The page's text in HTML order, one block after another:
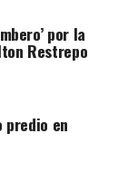
por la
Restrepo
en